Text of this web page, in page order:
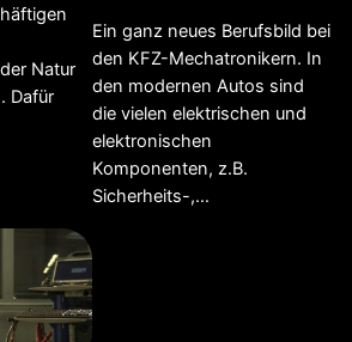
Natur
Dafür
Ein ganz neues Berufsbild bei
den KFZ-Mechatronikern. In
den modernen Autos sind
die vielen elektrischen und
elektronischen
Komponenten, z.B.
Sicherheits-,…